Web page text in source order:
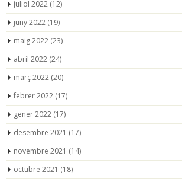
juliol 2022 (12)
juny 2022 (19)
maig 2022 (23)
abril 2022 (24)
març 2022 (20)
febrer 2022 (17)
gener 2022 (17)
desembre 2021 (17)
novembre 2021 (14)
octubre 2021 (18)